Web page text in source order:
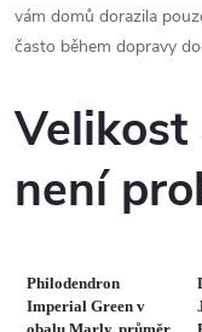
vám domů dorazila
často během dopravy
není